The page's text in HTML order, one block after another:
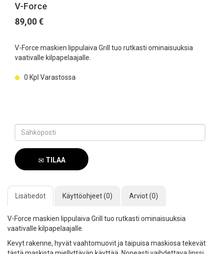
V-Force
89,00 €
V-Force maskien lippulaiva Grill tuo rutkasti ominaisuuksia
vaativalle kilpapelaajalle.
0 Kpl Varastossa
TILAA
Lisätiedot
Käyttöohjeet (0) Arviot (0)
V-Force maskien lippulaiva Grill tuo rutkasti ominaisuuksia
vaativalle kilpapelaajalle.
Kevyt rakenne, hyvät vaahtomuovit ja taipuisa maskiosa tekevät